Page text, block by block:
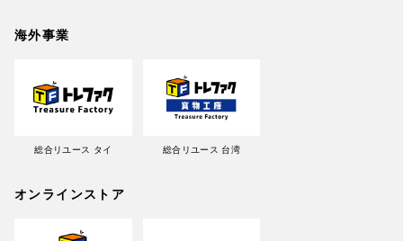
海外事業
総合リユース タイ 総合リユース 台湾
オンラインストア